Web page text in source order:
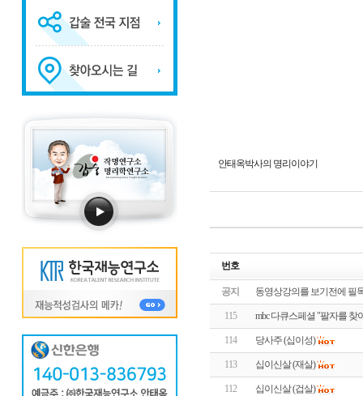
안태옥박사의 명리이야기
번호
공지 동영상강의를 보기전에 필
115 mbc 다큐스페셜 "팔자를 찾
114 당사주 (십이성)
113 십이신살 (재살)
112 십이신살 (겁살)